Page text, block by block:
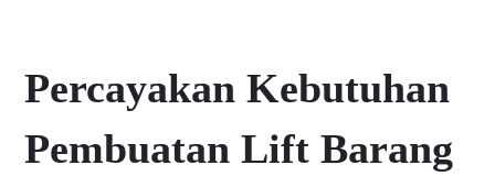
Percayakan Kebutuhan
Pembuatan Lift Barang